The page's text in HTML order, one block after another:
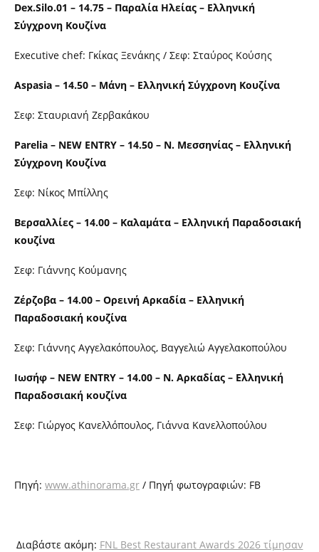
Dex.Silo.01 – 14.75 – Παραλία Ηλείας – Ελληνική
Σύγχρονη Κουζίνα
Executive chef: Γκίκας Ξενάκης / Σεφ: Σταύρος Κούσης
Aspasia – 14.50 – Μάνη – Ελληνική Σύγχρονη Κουζίνα
Σεφ: Σταυριανή Ζερβακάκου
Parelia – NEW ENTRY – 14.50 – Ν. Μεσσηνίας – Ελληνική
Σύγχρονη Κουζίνα
Σεφ: Νίκος Μπίλλης
Βερσαλλίες – 14.00 – Καλαμάτα – Ελληνική Παραδοσιακή
κουζίνα
Σεφ: Γιάννης Κούμανης
Ζέρζοβα – 14.00 – Ορεινή Αρκαδία – Ελληνική
Παραδοσιακή κουζίνα
Σεφ: Γιάννης Αγγελακόπουλος, Βαγγελιώ Αγγελακοπούλου
Ιωσήφ – NEW ENTRY – 14.00 – Ν. Αρκαδίας – Ελληνική
Παραδοσιακή κουζίνα
Σεφ: Γιώργος Κανελλόπουλος, Γιάννα Κανελλοπούλου
Πηγή: www.athinorama.gr / Πηγή φωτογραφιών: FB
Διαβάστε ακόμη: FNL Best Restaurant Awards 2026 τίμησαν